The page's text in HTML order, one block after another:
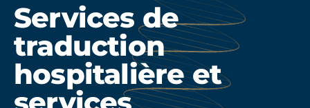
Services de
traduction
hospitalière et